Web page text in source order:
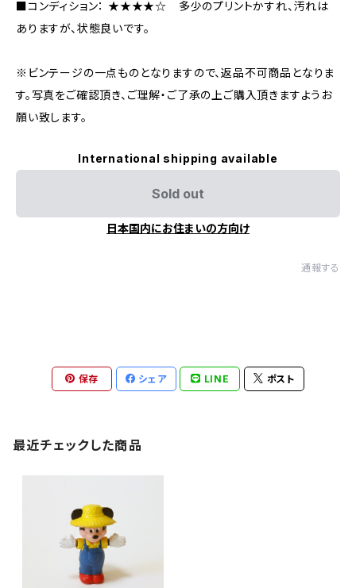
■コンディション： ★★★★☆ 多少のプリントかすれ、汚れは
ありますが、状態良いです。
※ビンテージの一点ものとなりますので、返品不可商品となりま
す。写真をご確認頂き、ご理解・ご了承の上ご購入頂きますようお
願い致します。
International shipping available
Sold out
日本国内にお住まいの方向け
通報する
保存 シェア LINE ポスト
最近チェックした商品